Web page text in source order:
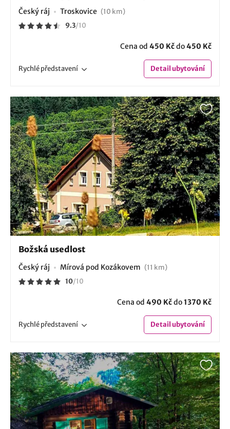
Český ráj Troskovice (10 km)
9.3/10
Cena od 450 Kčdo450 Kč
Rychlépředstavení Detailubytování
Božská usedlost
Český ráj Mírová pod Kozákovem (11 km)
10/10
Cena od 490 Kčdo1370 Kč
Rychlépředstavení Detailubytování